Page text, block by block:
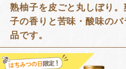
熟柚子を皮ごと丸しぼり。
子の香りと苦味・酸味のバ
品です。